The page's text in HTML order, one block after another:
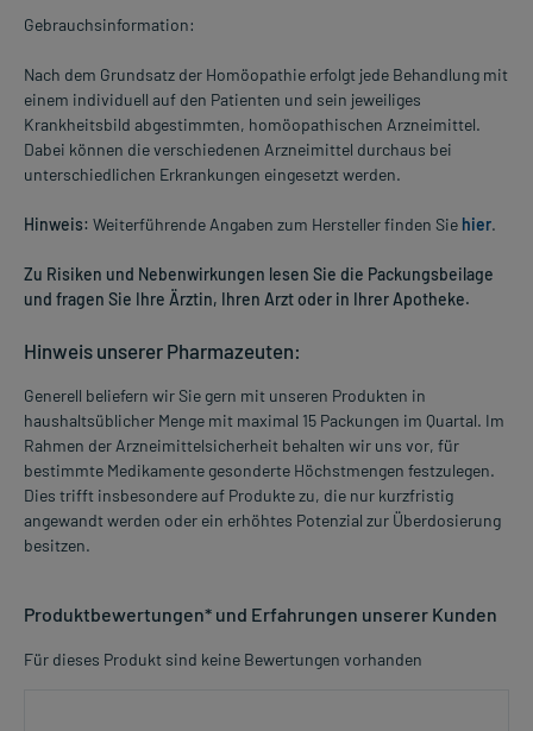
Gebrauchsinformation:
Nach dem Grundsatz der Homöopathie erfolgt jede Behandlung mit
einem individuell auf den Patienten und sein jeweiliges
Krankheitsbild abgestimmten, homöopathischen Arzneimittel.
Dabei können die verschiedenen Arzneimittel durchaus bei
unterschiedlichen Erkrankungen eingesetzt werden.
Hinweis: Weiterführende Angaben zum Hersteller finden Sie hier.
Zu Risiken und Nebenwirkungen lesen Sie die Packungsbeilage
und fragen Sie Ihre Ärztin, Ihren Arzt oder in Ihrer Apotheke.
Hinweis unserer Pharmazeuten:
Generell beliefern wir Sie gern mit unseren Produkten in
haushaltsüblicher Menge mit maximal 15 Packungen im Quartal. Im
Rahmen der Arzneimittelsicherheit behalten wir uns vor, für
bestimmte Medikamente gesonderte Höchstmengen festzulegen.
Dies trifft insbesondere auf Produkte zu, die nur kurzfristig
angewandt werden oder ein erhöhtes Potenzial zur Überdosierung
besitzen.
Produktbewertungen* und Erfahrungen unserer Kunden
Für dieses Produkt sind keine Bewertungen vorhanden